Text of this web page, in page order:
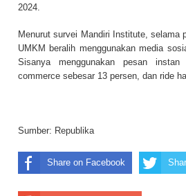
2024.
Menurut survei Mandiri Institute, selama
UMKM beralih menggunakan media
Sisanya menggunakan pesan
commerce sebesar 13 persen, dan ride
Sumber: Republika
Share on Facebook